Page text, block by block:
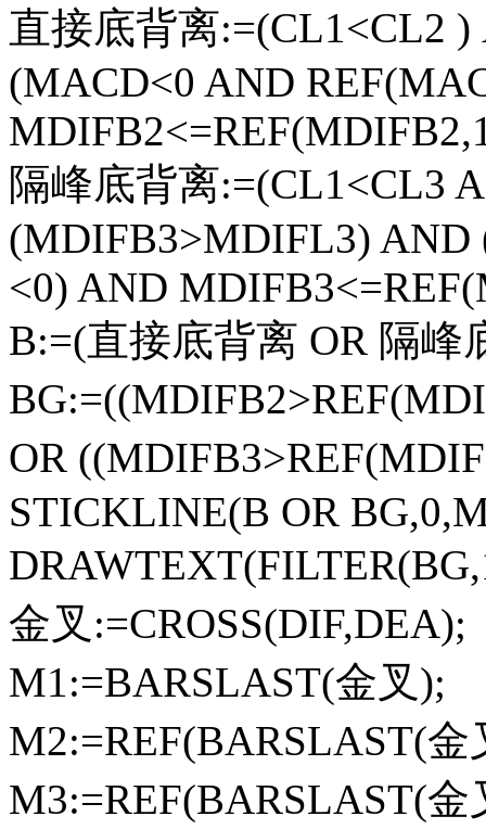
直接底背离:=(CL1<CL2
(MACD<0 AND
隔峰底背离:=(CL1<CL3
(MDIFB3>MDIFL3) AND
<0) AND
B:=(直接底背离 OR 隔峰
OR
STICKLINE(B OR
金叉:=CROSS(DIF,DEA);
M1:=BARSLAST(金叉);
M2:=REF(BARSLAST(金
M3:=REF(BARSLAST(